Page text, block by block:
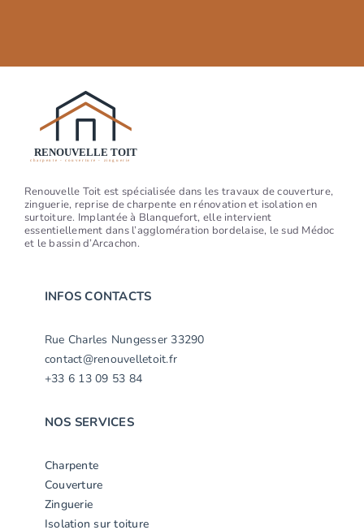
Renouvelle Toit est spécialisée dans les travaux de couverture,
zinguerie, reprise de charpente en rénovation et isolation en
surtoiture. Implantée à Blanquefort, elle intervient
essentiellement dans l’agglomération bordelaise, le sud Médoc
et le bassin d’Arcachon.
INFOS CONTACTS
Rue Charles Nungesser 33290
contact@renouvelletoit.fr
+33 6 13 09 53 84
NOS SERVICES
Charpente
Couverture
Zinguerie
Isolation sur toiture